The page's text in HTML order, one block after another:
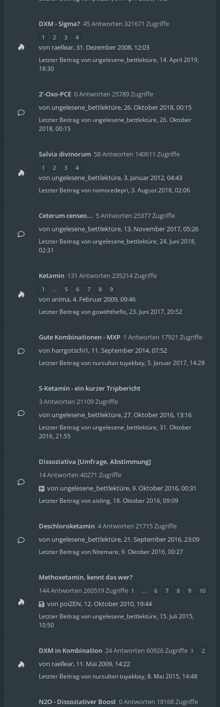
DXM - Sigma? 45 Antworten 321671 Zugriffe
1 2 3 4
von raellear,31. Dezember 2008, 12:03
Letzter Beitrag von ungelesene_bettlektüre, 14. April 2019,
18:30
2'-Oxo-PCE 0 Antworten 25789 Zugriffe
von ungelesene_bettlektüre,26. Oktober 2018, 00:15
Letzter Beitrag von ungelesene_bettlektüre, 26. Oktober
2018, 00:15
Salvia divinorum 58 Antworten 140611 Zugriffe
1 2 3 4
von ungelesene_bettlektüre,3. Januar 2012, 04:43
Letzter Beitrag von nomoredepri, 3. August 2018, 02:06
Ceterum censeo... 5 Antworten 25377 Zugriffe
von ungelesene_bettlektüre, 13. November 2017, 05:26
Letzter Beitrag von ungelesene_bettlektüre, 24. Juni 2018,
02:31
Ketamin 131 Antworten 235214 Zugriffe
1 … 5 6 7 8 9
von anima,4. Februar 2009, 09:46
Letzter Beitrag vongowiththeflo, 23. Juni 2017, 20:52
Gute Kombinationen - MXP 1 Antworten 17921 Zugriffe
von harrgotschi1, 11. September 2014, 07:52
Letzter Beitrag von nursultan tuyakbay, 5. Januar 2017, 14:28
S-Ketamin - ein kurzer Tripbericht
3 Antworten 21109 Zugriffe
von ungelesene_bettlektüre,27. Oktober 2016, 13:16
Letzter Beitrag von ungelesene_bettlektüre, 31. Oktober
2016, 21:55
Dissoziativa [Umfrage, Abstimmung]
14 Antworten 40271 Zugriffe
von ungelesene_bettlektüre,9. Oktober 2016, 00:31
Letzter Beitrag vonaisling, 18. Oktober 2016, 09:09
Deschloroketamin 4 Antworten 21715 Zugriffe
von ungelesene_bettlektüre,21. September 2016, 23:09
Letzter Beitrag von Nitemare, 9. Oktober 2016, 00:27
Methoxetamin, kennt das wer?
144 Antworten 260519 Zugriffe 1 … 6 7 8 9 10
von poiZEN, 12. Oktober 2010, 19:44
Letzter Beitrag von ungelesene_bettlektüre, 15. Juli 2015,
10:50
DXM in Kombination 24 Antworten 60926 Zugriffe 1 2
von raellear, 11. Mai 2009, 14:22
Letzter Beitrag von nursultan tuyakbay, 8. Mai 2015, 14:48
N2O - Dissoziativer Boost 0 Antworten 18168 Zugriffe